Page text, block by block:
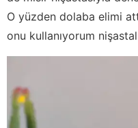
O yüzden dolaba elimi
onu kullanıyorum